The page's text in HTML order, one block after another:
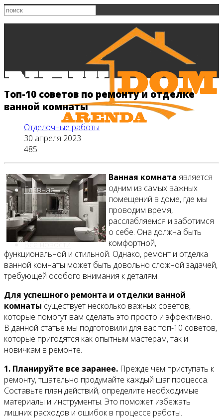
Главная
Все новости
Видео
Топ-10 советов по ремонту и отделке
ванной комнаты
Отделочные работы
30 апреля 2023
485
Ванная комната является
одним из самых важных
помещений в доме, где мы
проводим время,
расслабляемся и заботимся
о себе. Она должна быть
комфортной,
функциональной и стильной. Однако, ремонт и отделка
ванной комнаты может быть довольно сложной задачей,
требующей особого внимания к деталям.
Для успешного ремонта и отделки ванной
комнаты существует несколько важных советов,
которые помогут вам сделать это просто и эффективно.
В данной статье мы подготовили для вас топ-10 советов,
которые пригодятся как опытным мастерам, так и
новичкам в ремонте.
1. Планируйте все заранее. Прежде чем приступать к
ремонту, тщательно продумайте каждый шаг процесса.
Составьте план действий, определите необходимые
материалы и инструменты. Это поможет избежать
лишних расходов и ошибок в процессе работы.